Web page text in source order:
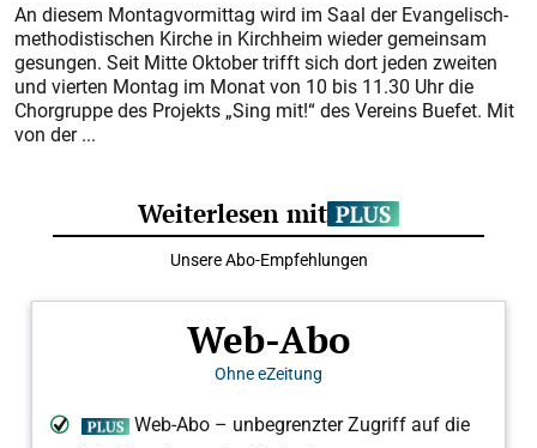
An diesem Montagvormittag wird im Saal der Evangelisch-
methodisti­schen Kirche in Kirchheim wieder gemeinsam
gesungen. Seit Mitte Oktober trifft sich dort jeden zweiten
und vierten Montag im Monat von 10 bis 11.30 Uhr die
Chorgruppe des Projekts „Sing mit!“ des Vereins Buefet. Mit
von der ...